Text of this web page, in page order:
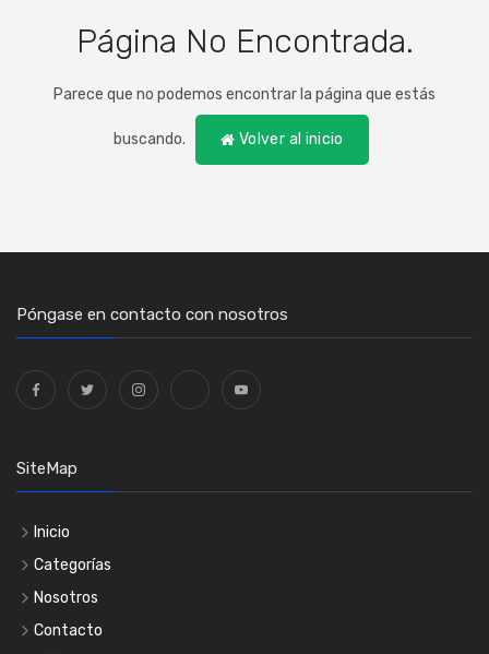
Página No Encontrada.
Parece que no podemos encontrar la página que estás
buscando. Volver al inicio
Póngase en contacto con nosotros
SiteMap
Inicio
Categorías
Nosotros
Contacto